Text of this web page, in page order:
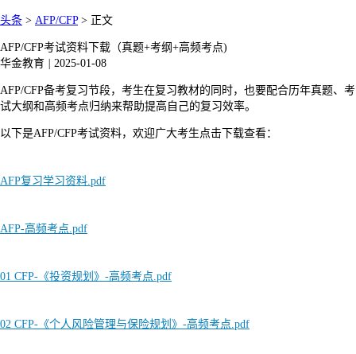
头条 > AFP/CFP> 正文
AFP/CFP考试资料下载（真题+考纲+高频考点)
华金教育
2025-01-08
AFP/CFP备考复习节段，考生在复习教材的同时，也要配合历年真题、考
试大纲和高频考点归纳来帮助提高自己的复习效率。
以下是AFP/CFP考试资料，欢迎广大考生点击下载查看：
AFP复习学习资料.pdf
AFP-高频考点.pdf
01 CFP-《投资规划》-高频考点.pdf
02 CFP-《个人风险管理与保险规划》-高频考点.pdf